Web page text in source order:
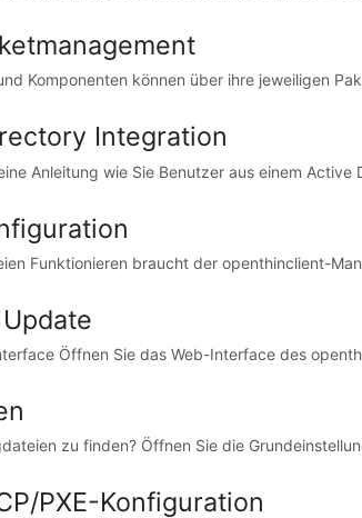
Komponenten können über ihre jeweiligen
Integration
Anleitung wie Sie Benutzer aus einem
Funktionieren braucht der openthinclient-
Öffnen Sie das Web-Interface des
zu finden? Öffnen Sie die
PXE-Konfiguration